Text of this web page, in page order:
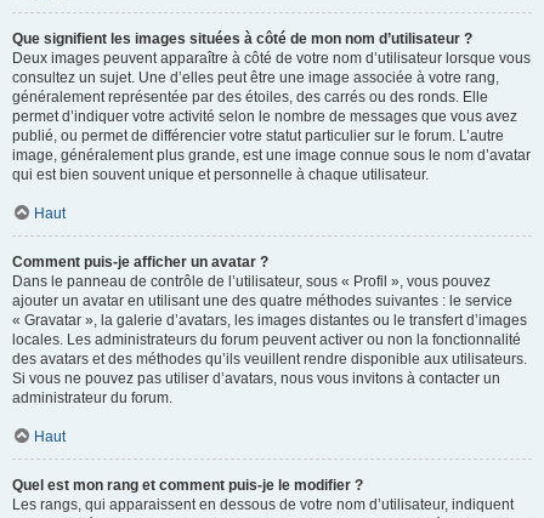
Que signifient les images situées à côté de mon nom d’utilisateur ?
Deux images peuvent apparaître à côté de votre nom d’utilisateur lorsque vous
consultez un sujet. Une d’elles peut être une image associée à votre rang,
généralement représentée par des étoiles, des carrés ou des ronds. Elle
permet d’indiquer votre activité selon le nombre de messages que vous avez
publié, ou permet de différencier votre statut particulier sur le forum. L’autre
image, généralement plus grande, est une image connue sous le nom d’avatar
qui est bien souvent unique et personnelle à chaque utilisateur.
Haut
Comment puis-je afficher un avatar ?
Dans le panneau de contrôle de l’utilisateur, sous « Profil », vous pouvez
ajouter un avatar en utilisant une des quatre méthodes suivantes : le service
« Gravatar », la galerie d’avatars, les images distantes ou le transfert d’images
locales. Les administrateurs du forum peuvent activer ou non la fonctionnalité
des avatars et des méthodes qu’ils veuillent rendre disponible aux utilisateurs.
Si vous ne pouvez pas utiliser d’avatars, nous vous invitons à contacter un
administrateur du forum.
Haut
Quel est mon rang et comment puis-je le modifier ?
Les rangs, qui apparaissent en dessous de votre nom d’utilisateur, indiquent